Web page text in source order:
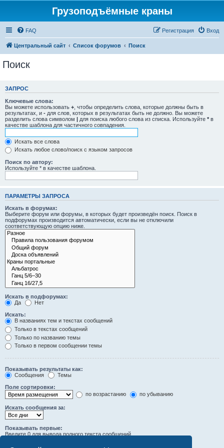
Грузоподъёмные краны
FAQ Вход
Регистрация
Центральный сайт Список форумов Поиск
Поиск
ЗАПРОС
Ключевые слова:
Вы можете использовать + , чтобы определить слова, которые должны быть в
результатах, и - для слов, которых в результатах быть не должно. Вы можете
разделить слова символом | для поиска любого слова из списка. Используйте * в
качестве шаблона для частичного совпадения.
Искать все слова
Искать любое слово/поиск с языком запросов
Поиск по автору:
Используйте * в качестве шаблона.
ПАРАМЕТРЫ ЗАПРОСА
Искать в форумах:
Выберите форум или форумы, в которых будет произведён поиск. Поиск в
подфорумах производится автоматически, если вы не отключили
соответствующую опцию ниже.
Искать в подфорумах:
Да
Нет
Искать:
В названиях тем и текстах сообщений
Только в текстах сообщений
Только по названию темы
Только в первом сообщении темы
Показывать результаты как:
Сообщения
Темы
Поле сортировки:
по возрастанию
по убыванию
Искать сообщения за:
Показывать первые:
Введите 0 для вывода полного текста сообщений.